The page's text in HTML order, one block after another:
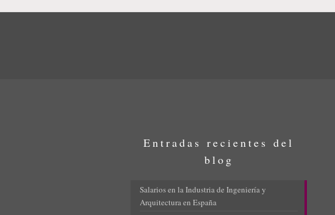
Entradas recientes del
blog
Salarios en la Industria de Ingeniería y
Arquitectura en España